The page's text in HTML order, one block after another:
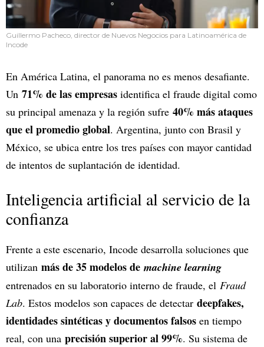
Guillermo Pacheco, director de Nuevos Negocios para Latinoamérica de
Incode
En América Latina, el panorama no es menos desafiante.
Un 71% de las empresas identifica el fraude digital como
su principal amenaza y la región sufre 40% más ataques
que el promedio global. Argentina, junto con Brasil y
México, se ubica entre los tres países con mayor cantidad
de intentos de suplantación de identidad.
Inteligencia artificial al servicio de la
confianza
Frente a este escenario, Incode desarrolla soluciones que
utilizan más de 35 modelos de machine learning
entrenados en su laboratorio interno de fraude, el Fraud
Lab. Estos modelos son capaces de detectar deepfakes,
identidades sintéticas y documentos falsos en tiempo
real, con una precisión superior al 99%. Su sistema de